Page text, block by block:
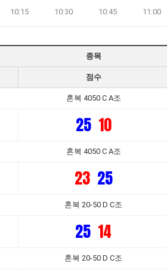
10:15 10:30 10:45 11:00
종목
점수
혼복 4050 C A조
25 10
혼복 4050 C A조
23 25
혼복 20-50 D C조
25 14
혼복 20-50 D C조